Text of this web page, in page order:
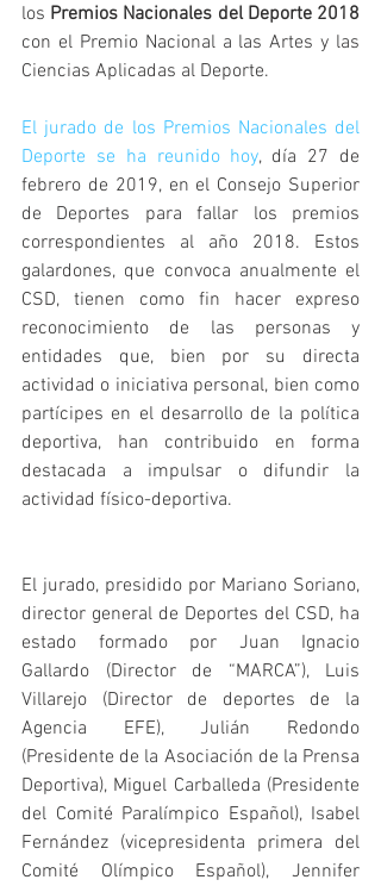
los Premios Nacionales del Deporte 2018
con el Premio Nacional a las Artes y las
Ciencias Aplicadas al Deporte.
El jurado de los Premios Nacionales del
Deporte se ha reunido hoy, día 27 de
febrero de 2019, en el Consejo Superior
de Deportes para fallar los premios
correspondientes al año 2018. Estos
galardones, que convoca anualmente el
CSD, tienen como fin hacer expreso
reconocimiento de las personas y
entidades que, bien por su directa
actividad o iniciativa personal, bien como
partícipes en el desarrollo de la política
deportiva, han contribuido en forma
destacada a impulsar o difundir la
actividad físico-deportiva.
El jurado, presidido por Mariano Soriano,
director general de Deportes del CSD, ha
estado formado por Juan Ignacio
Gallardo (Director de “MARCA”), Luis
Villarejo (Director de deportes de la
Agencia EFE), Julián Redondo
(Presidente de la Asociación de la Prensa
Deportiva), Miguel Carballeda (Presidente
del Comité Paralímpico Español), Isabel
Fernández (vicepresidenta primera del
Comité Olímpico Español), Jennifer